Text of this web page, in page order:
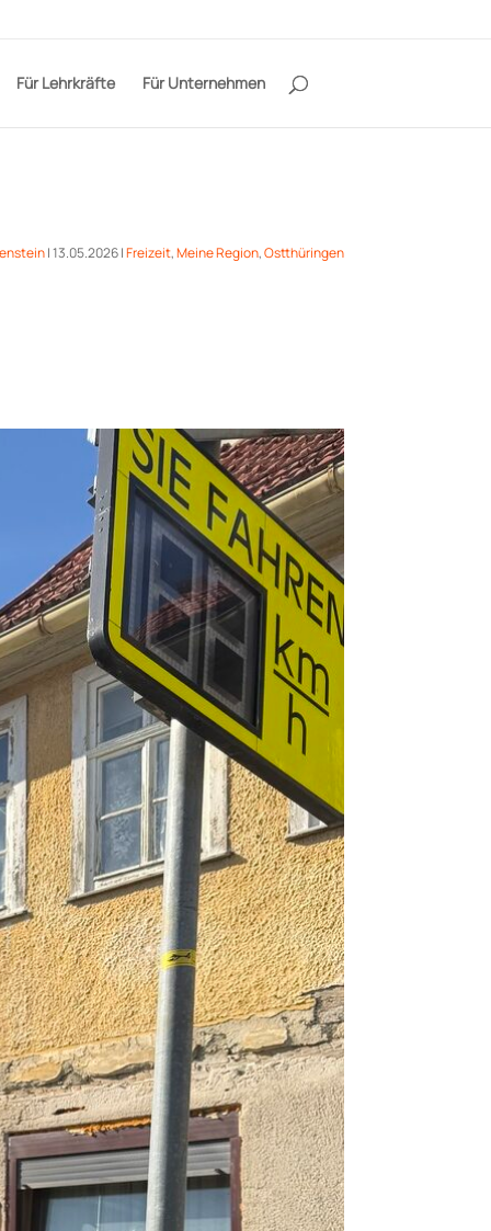
Für Lehrkräfte Für Unternehmen
|13.05.2026|Freizeit,Meine Region,Ostthüringen